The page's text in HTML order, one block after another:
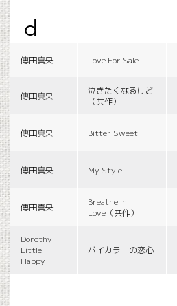
d
傳田真央 Love For Sale
傳田真央
泣きたくなるけど
（共作）
傳田真央 Bitter Sweet
傳田真央 My Style
傳田真央
Breathe in
Love（共作）
Dorothy
Little
Happy
バイカラーの恋心